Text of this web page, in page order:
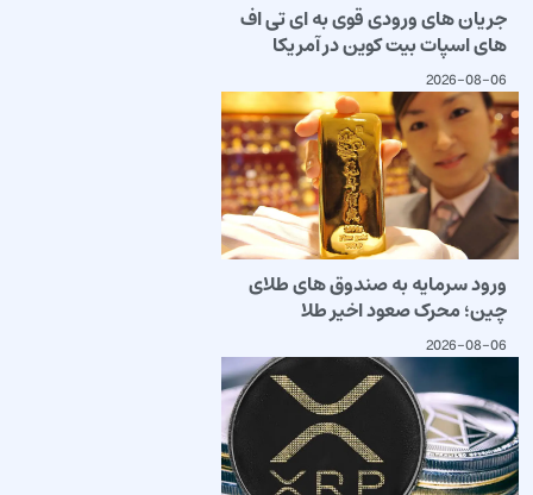
جریان های ورودی قوی به ای تی اف
های اسپات بیت کوین در آمریکا
2026-08-06
ورود سرمایه به صندوق های طلای
چین؛ محرک صعود اخیر طلا
2026-08-06